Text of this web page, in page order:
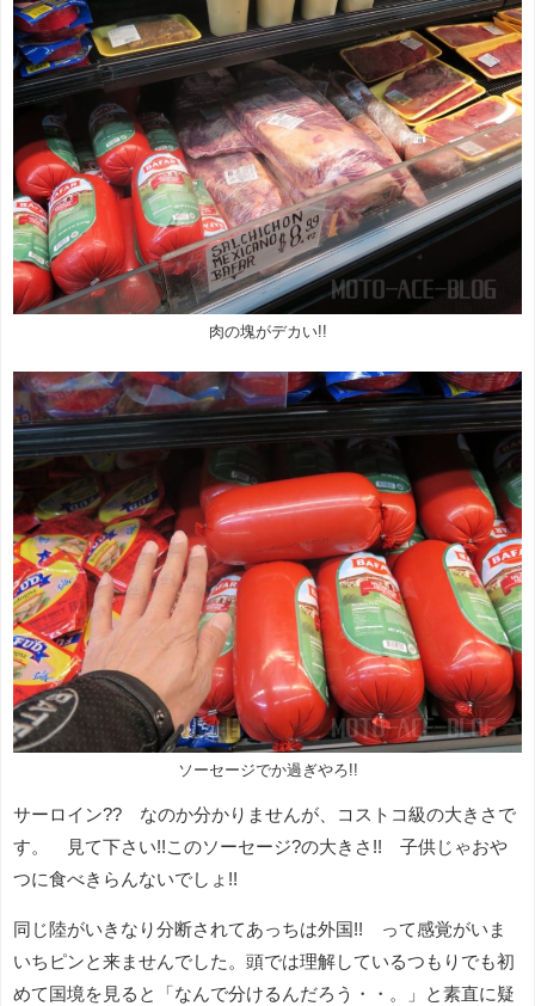
肉の塊がデカい!!
ソーセージでか過ぎやろ!!
サーロイン?? なのか分かりませんが、コストコ級の大きさで
す。 見て下さい!!このソーセージ?の大きさ!! 子供じゃおや
つに食べきらんないでしょ!!
同じ陸がいきなり分断されてあっちは外国!! って感覚がいま
いちピンと来ませんでした。頭では理解しているつもりでも初
めて国境を見ると「なんで分けるんだろう・・。」と素直に疑